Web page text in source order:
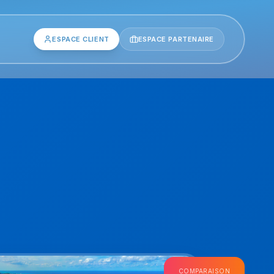
ESPACE CLIENT ESPACE PARTENAIRE
COMPARAISON